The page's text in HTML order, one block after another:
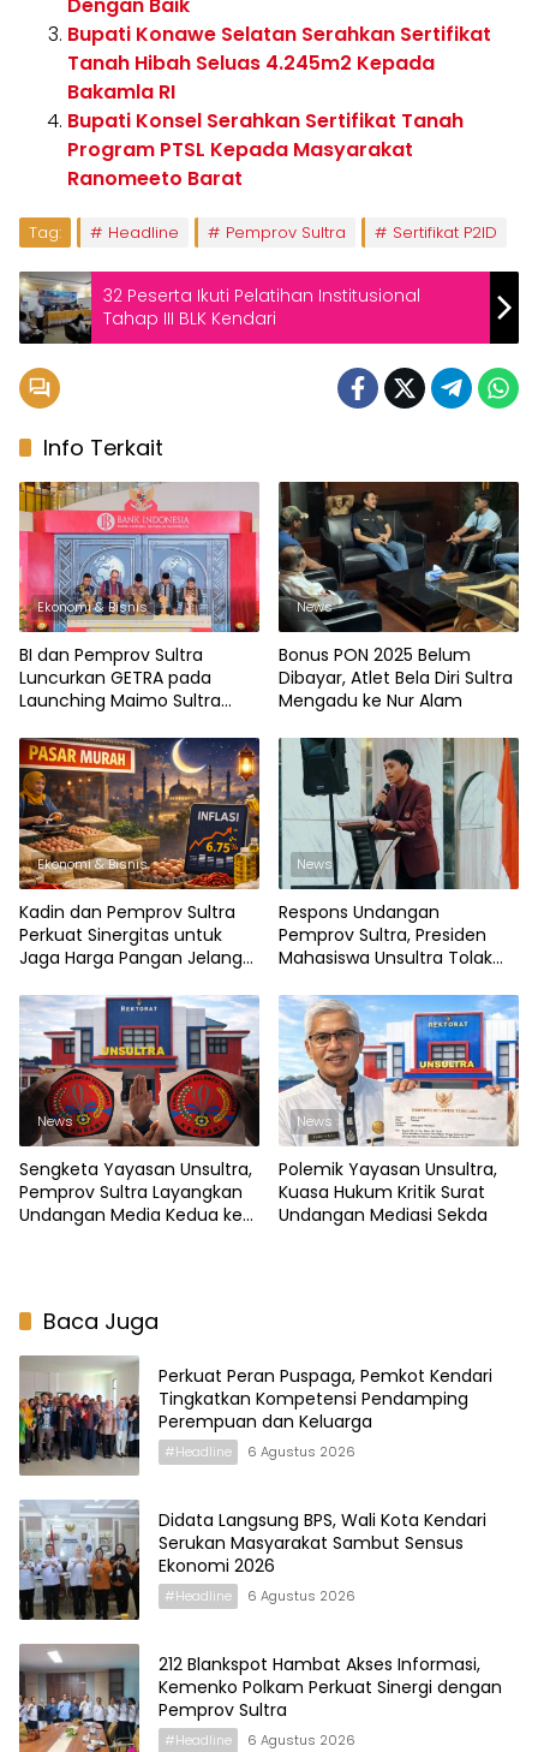
Bupati Konawe Selatan Serahkan Sertifikat
Tanah Hibah Seluas 4.245m2 Kepada
Bakamla RI
Bupati Konsel Serahkan Sertifikat Tanah
Program PTSL Kepada Masyarakat
Ranomeeto Barat
Tag: Headline Pemprov Sultra Sertifikat P2ID
32 Peserta Ikuti Pelatihan Institusional
Tahap III BLK Kendari
Info Terkait
Ekonomi & Bisnis
BI dan Pemprov Sultra
Luncurkan GETRA pada
Launching Maimo Sultra
News
Bonus PON 2025 Belum
Dibayar, Atlet Bela Diri Sultra
Mengadu ke Nur Alam
Ekonomi & Bisnis
Kadin dan Pemprov Sultra
Perkuat Sinergitas untuk
Jaga Harga Pangan Jelang
News
Respons Undangan
Pemprov Sultra, Presiden
Mahasiswa Unsultra Tolak
Mahasiswa
News
Sengketa Yayasan Unsultra,
Pemprov Sultra Layangkan
Undangan Media Kedua ke
News
Polemik Yayasan Unsultra,
Kuasa Hukum Kritik Surat
Undangan Mediasi Sekda
Baca Juga
Perkuat Peran Puspaga, Pemkot Kendari
Tingkatkan Kompetensi Pendamping
Perempuan dan Keluarga
#Headline 6 Agustus 2026
Didata Langsung BPS, Wali Kota Kendari
Serukan Masyarakat Sambut Sensus
Ekonomi 2026
#Headline 6 Agustus 2026
212 Blankspot Hambat Akses Informasi,
Kemenko Polkam Perkuat Sinergi dengan
Pemprov Sultra
#Headline 6 Agustus 2026